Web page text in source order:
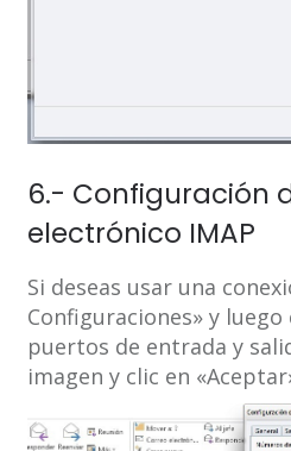
6.- Configuración
electrónico IMAP
Si deseas usar una
Configuraciones» y
puertos de entrada y
imagen y clic en